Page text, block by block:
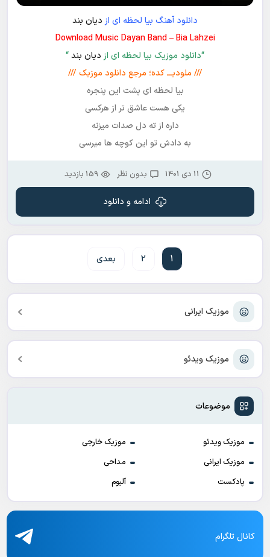
موزیک ایرانی
موزیک ویدئو
موضوعات
موزیک ویدئو
موزیک خارجی
موزیک ایرانی
مداحی
پادکست
آلبوم
دانلود آهنگ بیا لحظه ای ازدیان بند
Download Music Dayan Band – Bia Lahzei
“دانلود موزیک بیا لحظه ای ازدیان بند“
/// ملودیـــ کده؛ مرجع دانلود موزیک ///
بیا لحظه ای پشت این پنجره
یکی هست عاشق تر از هرکسی
داره از ته دل صدات میزنه
به دادش تو این کوچه ها میرسی
11 دی 1401 بدون نظر 159 بازدید
ادامه و دانلود
1
2 بعدی
کانال تلگرام